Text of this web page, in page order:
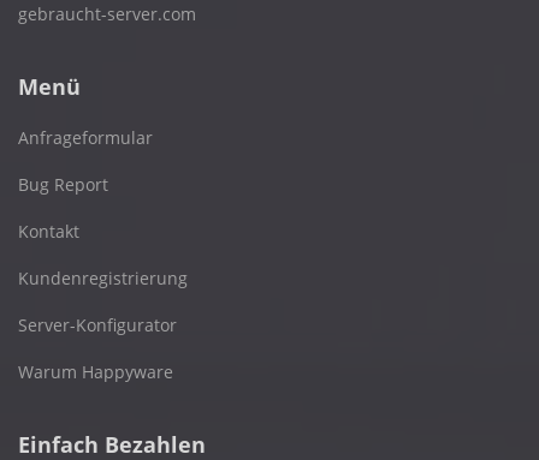
gebraucht-server.com
Menü
Anfrageformular
Bug Report
Kontakt
Kundenregistrierung
Server-Konfigurator
Warum Happyware
Einfach Bezahlen